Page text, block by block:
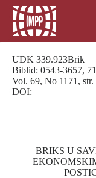
Skip
content
UDK 339.923Brik
Biblid: 0543-3657,
Vol. 69, No 1171, str.
DOI:
BRIKS U